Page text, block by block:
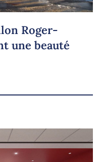
Roger-
une beauté